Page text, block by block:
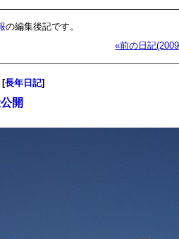
の編集後記です。
«前の日記
[長年日記]
開